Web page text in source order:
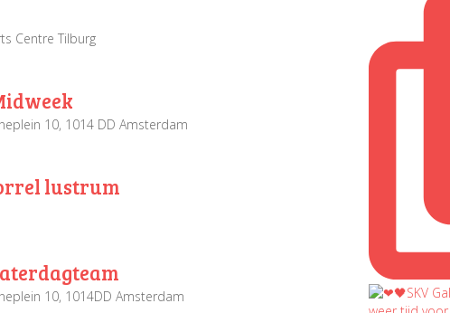
Centre Tilburg
10, 1014 DD Amsterdam
lustrum
10, 1014DD Amsterdam